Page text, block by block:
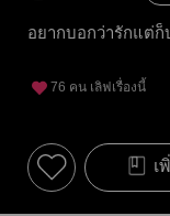
อยากบอกว่ารักแต่ก็
76 คน เลิฟเรื่องนี้
เ